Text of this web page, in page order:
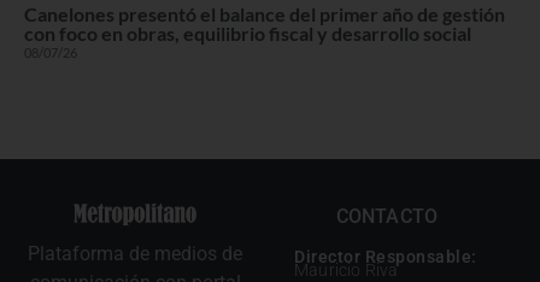
Canelones presentó el balance del primer año de gestión
con foco en obras, equilibrio fiscal y desarrollo social
08/07/26
Plataforma de medios de
CONTACTO
Director Responsable:
Mauricio Riva